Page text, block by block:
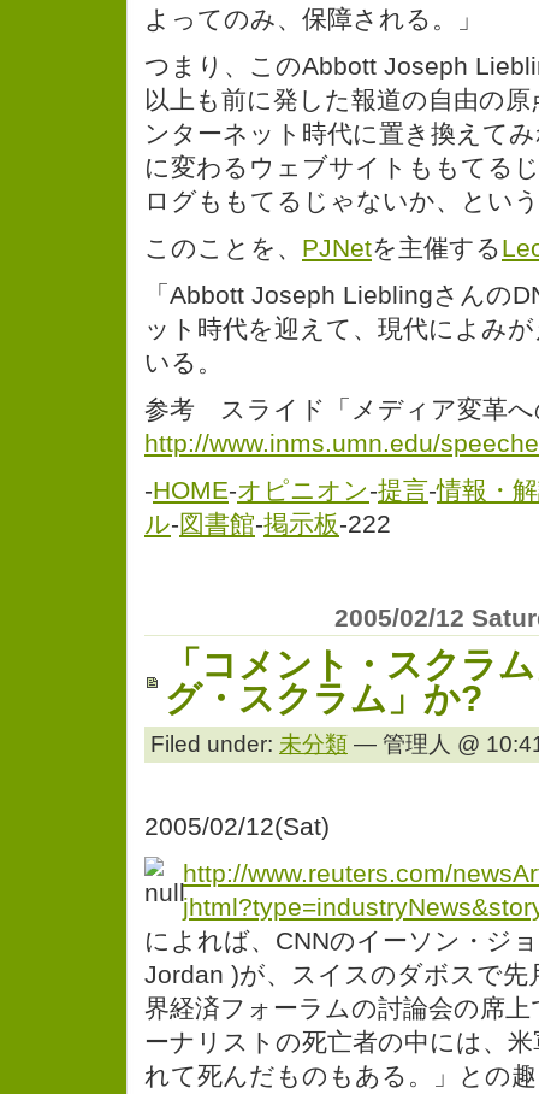
よってのみ、保障される。」
つまり、このAbbott Joseph
以上も前に発した報道の自由の
ンターネット時代に置き換えて
に変わるウェブサイトももてる
ログももてるじゃないか、とい
このことを、 PJNetを主催する
「Abbott Joseph Lieblingさんの
ット時代を迎えて、現代によみ
いる。
参考 スライド「メディア変革へ
http://www.inms.umn.edu/
-HOME-オピニオン-提言-情報・
ル-図書館-掲示板-222
2005/02/12
「コメント・スクラ
グ・スクラム」か?
Filed under: 未分類 — 管理人 @
2005/02/12(Sat)
http://www.reuters.com/
によれば、CNNのイーソン・ジ
Jordan )が、スイスのダボスで先
界経済フォーラムの討論会の席
ーナリストの死亡者の中には、
れて死んだものもある。」との